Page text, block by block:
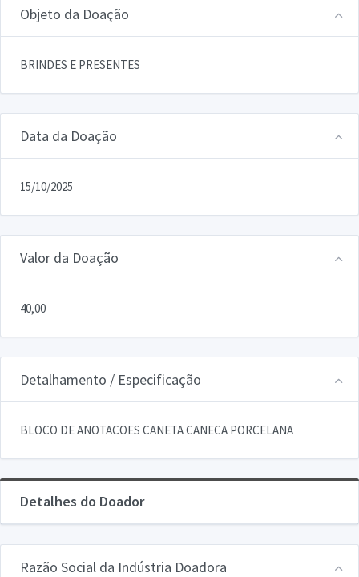
Objeto da Doação
BRINDES E PRESENTES
Data da Doação
15/10/2025
Valor da Doação
40,00
Detalhamento / Especificação
BLOCO DE ANOTACOES CANETA CANECA PORCELANA
Detalhes do Doador
Razão Social da Indústria Doadora